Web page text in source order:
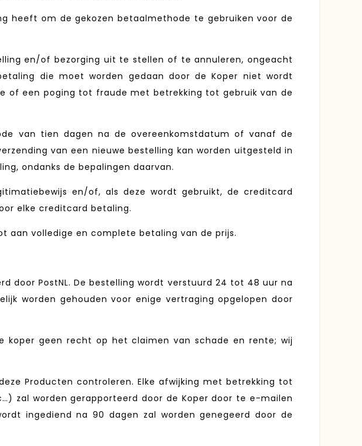
heeft om de gekozen betaalmethode te gebruiken voor de
en/of bezorging uit te stellen of te annuleren, ongeacht
die moet worden gedaan door de Koper niet wordt
of een poging tot fraude met betrekking tot gebruik van de
van tien dagen na de overeenkomstdatum of vanaf de
van een nieuwe bestelling kan worden uitgesteld in
ondanks de bepalingen daarvan.
en/of, als deze wordt gebruikt, de creditcard
elke creditcard betaling.
aan volledige en complete betaling van de prijs.
door PostNL. De bestelling wordt verstuurd 24 tot 48 uur na
worden gehouden voor enige vertraging opgelopen door
koper geen recht op het claimen van schade en rente; wij
Producten controleren. Elke afwijking met betrekking tot
zal worden gerapporteerd door de Koper door te e-mailen
ingediend na 90 dagen zal worden genegeerd door de